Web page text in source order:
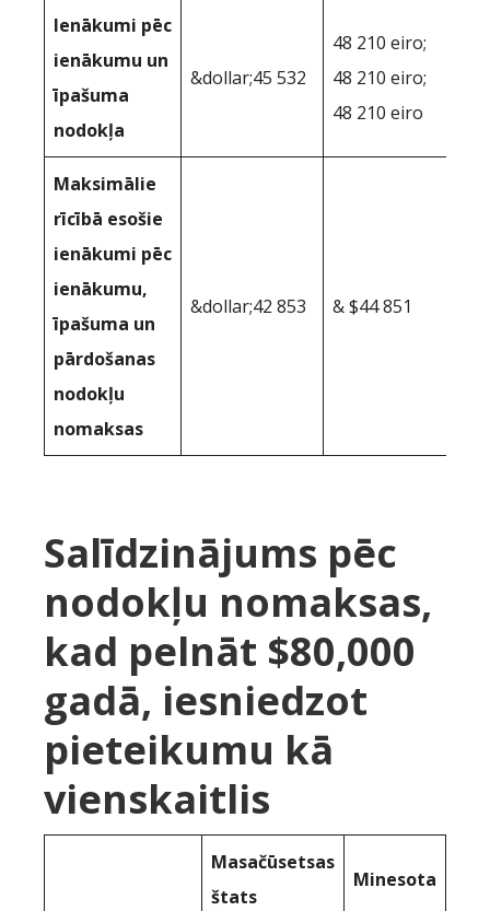
Ienākumi pēc
ienākumu un
īpašuma
nodokļa
&dollar;45 532
48 210 eiro;
48 210 eiro;
48 210 eiro
Maksimālie
rīcībā esošie
ienākumi pēc
ienākumu,
īpašuma un
pārdošanas
nodokļu
nomaksas
&dollar;42 853 & $44 851
Salīdzinājums pēc
nodokļu nomaksas,
kad pelnāt $80,000
gadā, iesniedzot
pieteikumu kā
vienskaitlis
Masačūsetsas
štats
Minesota